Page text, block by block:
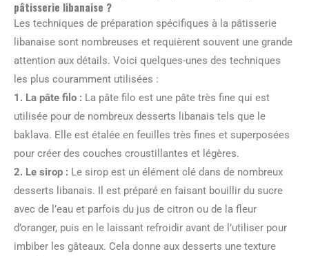
pâtisserie libanaise ?
Les techniques de préparation spécifiques à la pâtisserie
libanaise sont nombreuses et requièrent souvent une grande
attention aux détails. Voici quelques-unes des techniques
les plus couramment utilisées :
1. La pâte filo : La pâte filo est une pâte très fine qui est
utilisée pour de nombreux desserts libanais tels que le
baklava. Elle est étalée en feuilles très fines et superposées
pour créer des couches croustillantes et légères.
2. Le sirop : Le sirop est un élément clé dans de nombreux
desserts libanais. Il est préparé en faisant bouillir du sucre
avec de l’eau et parfois du jus de citron ou de la fleur
d’oranger, puis en le laissant refroidir avant de l’utiliser pour
imbiber les gâteaux. Cela donne aux desserts une texture